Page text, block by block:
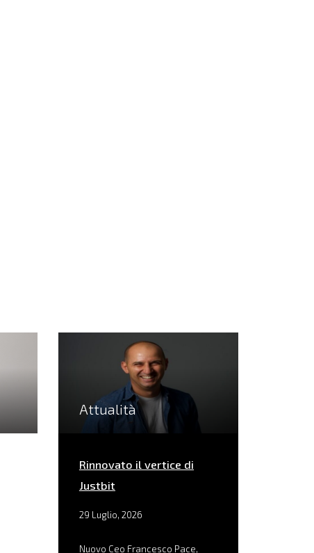
Attualità
Rinnovato il vertice di
Justbit
29 Luglio, 2026
Nuovo Ceo Francesco Pace,